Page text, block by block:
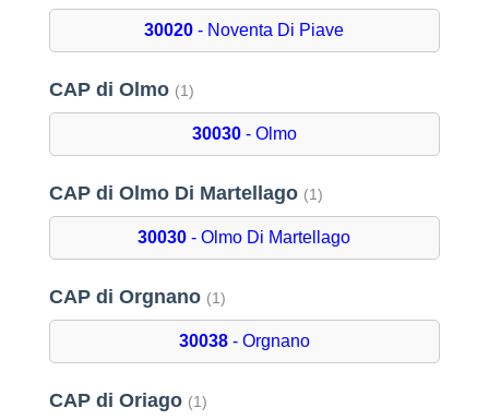
30020 - Noventa Di Piave
CAP di Olmo (1)
30030- Olmo
CAP di Olmo Di Martellago (1)
30030 - Olmo Di Martellago
CAP di Orgnano (1)
30038- Orgnano
CAP di Oriago (1)